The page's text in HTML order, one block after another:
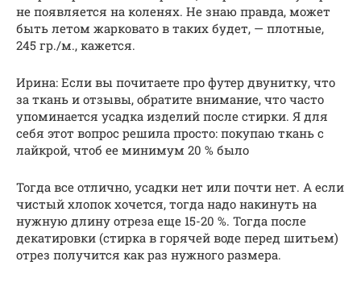
не появляется на коленях. Не знаю правда, может
быть летом жарковато в таких будет, — плотные,
245 гр./м., кажется.
Ирина: Если вы почитаете про футер двунитку, что
за ткань и отзывы, обратите внимание, что часто
упоминается усадка изделий после стирки. Я для
себя этот вопрос решила просто: покупаю ткань с
лайкрой, чтоб ее минимум 20 % было
Тогда все отлично, усадки нет или почти нет. А если
чистый хлопок хочется, тогда надо накинуть на
нужную длину отреза еще 15-20 %. Тогда после
декатировки (стирка в горячей воде перед шитьем)
отрез получится как раз нужного размера.